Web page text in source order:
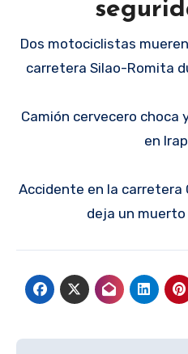
Dos motociclistas
carretera Silao-Romita
Camión cervecero choca
en
Accidente en la
deja un